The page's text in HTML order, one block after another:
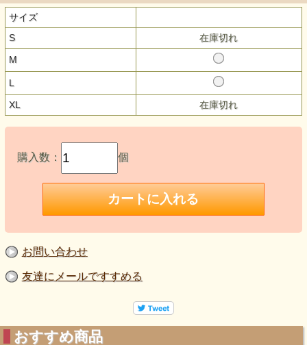
サイズ
S
在庫切れ
M
L
XL 在庫切れ
購入数： 個
お問い合わせ
友達にメールですすめる
おすすめ商品